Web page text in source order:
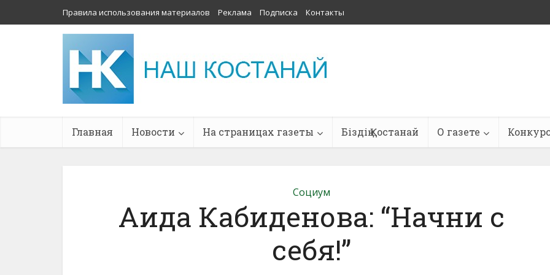
Правила использования материалов Реклама Подписка Контакты
Главная Новости На страницах газеты Біздің Қостанай О газете
Социум
Аида Кабиденова: “Начни с
себя!”